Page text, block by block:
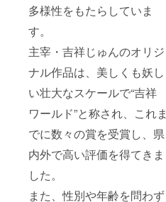
多様性をもたらしていま
す。
主宰・吉祥じゅんのオリジ
ナル作品は、美しくも妖し
い壮大なスケールで“吉祥
ワールド”と称され、これま
でに数々の賞を受賞し、県
内外で高い評価を得てきま
した。
また、性別や年齢を問わず